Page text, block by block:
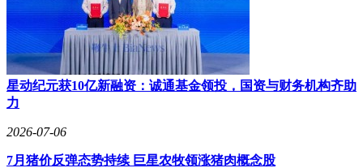
星动纪元获10亿新融资：诚通基金领投，国资与财务机构齐助
力
2026-07-06
7月猪价反弹态势持续 巨星农牧领涨猪肉概念股